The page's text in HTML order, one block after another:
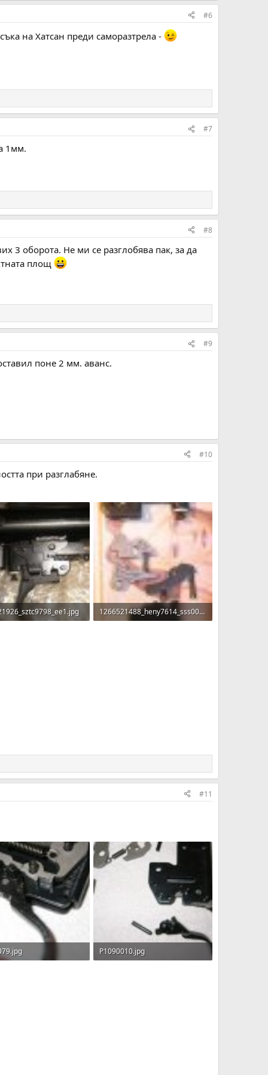
#6
на Хатсан преди саморазтрела -
#7
1мм.
#8
3 оборота. Не ми се разглобява пак, за да
площ
#9
поне 2 мм. аванс.
#10
при разглабяне.
1266521488_heny7614_sss001.jpg
#11
P1090010.jpg